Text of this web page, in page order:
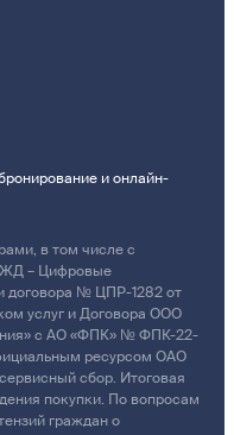
и онлайн-
в том числе с
– Цифровые
договора № ЦПР-1282 от
услуг и Договора ООО
с АО «ФПК» № ФПК-22-
ресурсом ОАО
сбор. Итоговая
покупки. По вопросам
граждан о